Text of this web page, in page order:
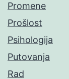
Promene
Prošlost
Psihologija
Putovanja
Rad